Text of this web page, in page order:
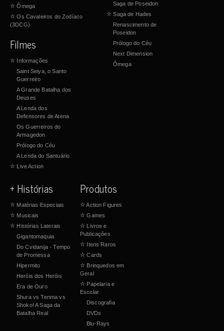
☆ Ômega
☆ Os Cavaleiros do Zodíaco
(3DCG)
Filmes
☆ Informações
Saint Seiya, o Santo
Guerreiro
A Grande Batalha dos
Deuses
A Lenda dos
Defensores de Atena
Os Guerreiros do
Armagedon
Prólogo do Céu
A Lenda do Santuário
☆ Live Action
Saga de Poseidon
☆ Saga de Hades
Renascimento de
Poseidon
Prólogo do Céu
Next Dimension
Ômega
+ Histórias
☆ Matérias Especiais
☆ Musicais
☆ Histórias Laterais
Gigantomaquia
Do Cvidanija - Tempo
de Promessa
Hipermito
Heróis dos Heróis
Era de Ouro
Shura vs Tenma vs
Shoko! A Saga da
Batalha Real
Produtos
☆Action Figures
☆ Games
☆ Livros e
Publicações
☆ Itens Raros
☆ Cards
☆ Brinquedos em
Geral
☆ Papelaria e
Escolar
Discografia
DVDs
Blu-Rays